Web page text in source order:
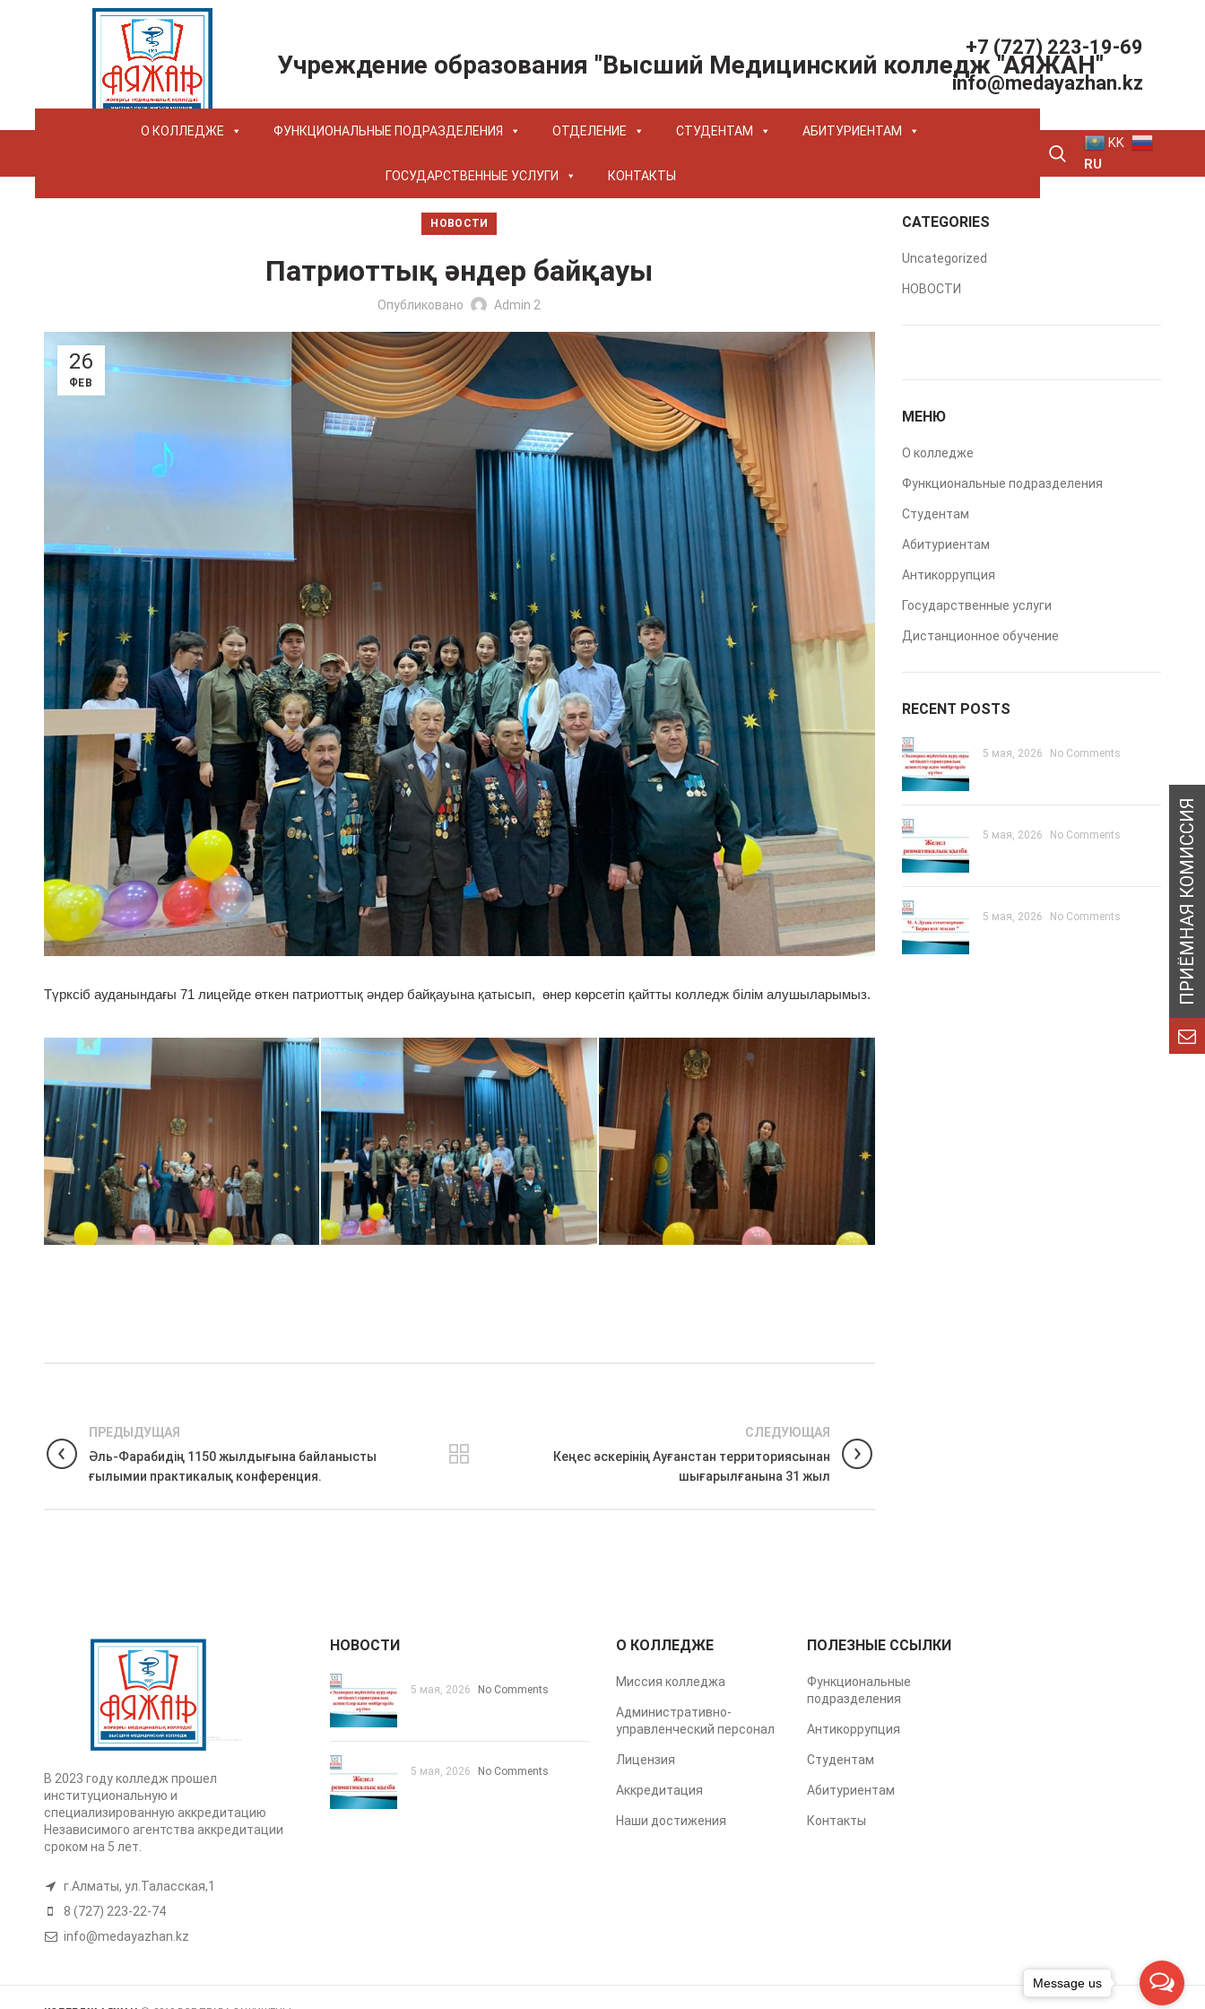
Учреждение образования "Высший Медицинский колледж "АЯЖАН"
+7 (727) 223-19-69
info@medayazhan.kz
О КОЛЛЕДЖЕ ФУНКЦИОНАЛЬНЫЕ ПОДРАЗДЕЛЕНИЯ ОТДЕЛЕНИЕ СТУДЕНТАМ АБИТУРИЕНТАМ
ГОСУДАРСТВЕННЫЕ УСЛУГИ КОНТАКТЫ
KK
RU
НОВОСТИ
Патриоттық әндер байқауы
Опубликовано Admin 2
26
ФЕВ
Түрксіб ауданындағы 71 лицейде өткен патриоттық әндер байқауына қатысып, өнер көрсетіп қайтты колледж білім алушыларымыз.
ПРЕДЫДУЩАЯ
Әль-Фарабидің 1150 жылдығына байланысты
ғылымии практикалық конференция.
СЛЕДУЮЩАЯ
Кеңес әскерінің Ауғанстан территориясынан
шығарылғанына 31 жыл
CATEGORIES
Uncategorized
НОВОСТИ
МЕНЮ
О колледже
Функциональные подразделения
Студентам
Абитуриентам
Антикоррупция
Государственные услуги
Дистанционное обучение
RECENT POSTS
5 мая, 2026 No Comments
5 мая, 2026 No Comments
5 мая, 2026 No Comments
В 2023 году колледж прошел
институциональную и
специализированную аккредитацию
Независимого агентства аккредитации
сроком на 5 лет.
г.Алматы, ул.Таласская,1
8 (727) 223-22-74
info@medayazhan.kz
НОВОСТИ
5 мая, 2026 No Comments
5 мая, 2026 No Comments
О КОЛЛЕДЖЕ
Миссия колледжа
Административно-
управленческий персонал
Лицензия
Аккредитация
Наши достижения
ПОЛЕЗНЫЕ ССЫЛКИ
Функциональные
подразделения
Антикоррупция
Студентам
Абитуриентам
Контакты
Message us